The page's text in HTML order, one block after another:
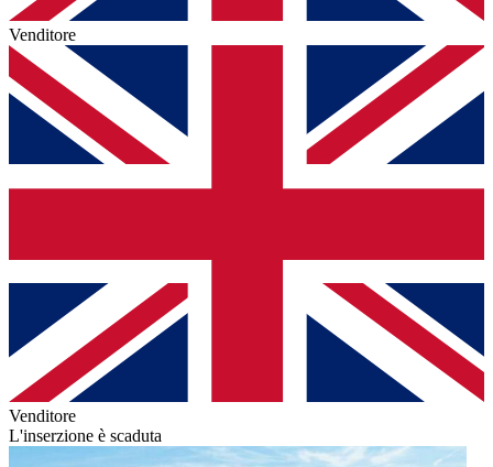
Venditore
Venditore
L'inserzione è scaduta